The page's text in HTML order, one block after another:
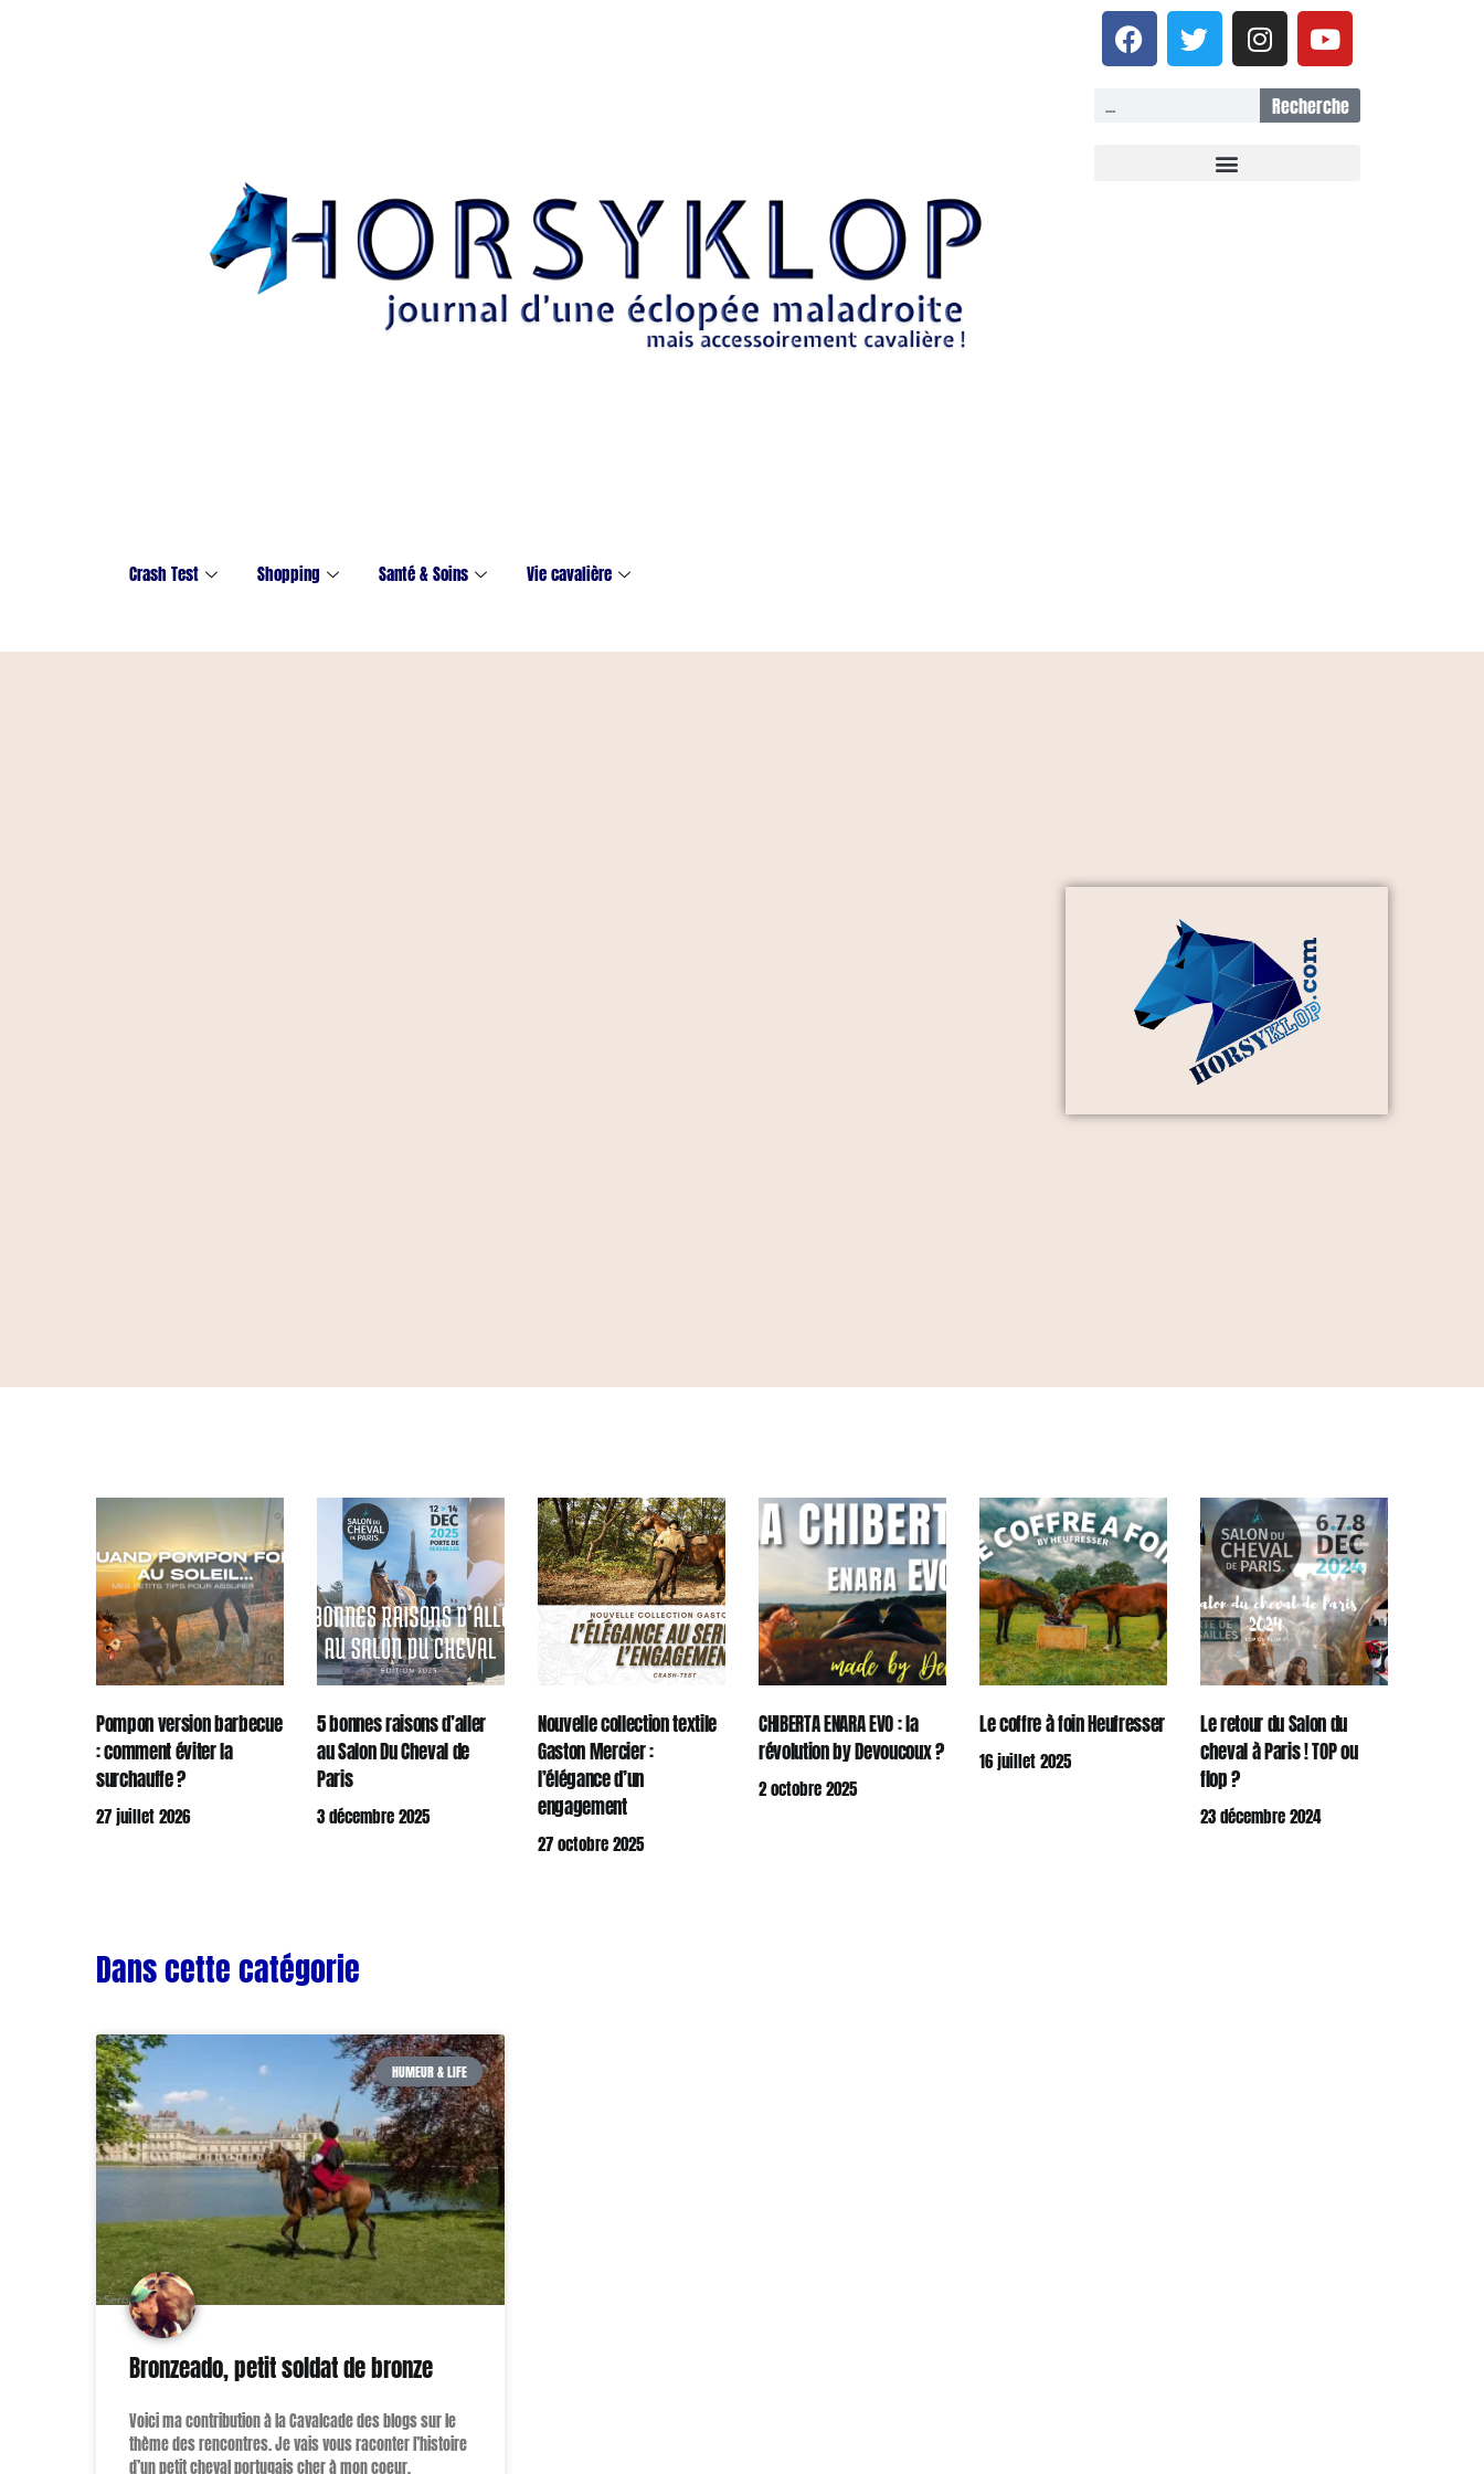
Recherche
Crash Test Shopping Santé & Soins Vie cavalière
Pompon version barbecue
: comment éviter la
surchauffe ?
27 juillet 2026
5 bonnes raisons d’aller
au Salon Du Cheval de
Paris
3 décembre 2025
Nouvelle collection textile
Gaston Mercier :
l’élégance d’un
engagement
27 octobre 2025
CHIBERTA ENARA EVO : la
révolution by Devoucoux ?
2 octobre 2025
Le coffre à foin Heufresser
16 juillet 2025
Le retour du Salon du
cheval à Paris ! TOP ou
flop ?
23 décembre 2024
Dans cette catégorie
HUMEUR & LIFE
Bronzeado, petit soldat de bronze
Voici ma contribution à la Cavalcade des blogs sur le
thème des rencontres. Je vais vous raconter l’histoire
d’un petit cheval portugais cher à mon coeur.